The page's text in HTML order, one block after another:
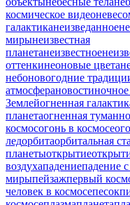
космическое видео
галактиканеизведанное
мирынеизвестная
планетанеизвестное
оттенкинеоновые цвета
небоновогодние
атмосферановости
Землейогненная
планетаогненная
космосогонь в космосе
ледорбитаорбитальная
планетыоткрытие
воздухападениепадение
мирыпейзажпервый
человек в космосепесок